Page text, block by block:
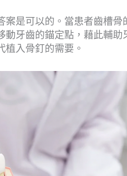
案是可以的。當患者齒槽
牙齒的錨定點，藉此輔助
植入骨釘的需要。